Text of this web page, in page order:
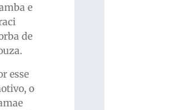
e
de
esse
o